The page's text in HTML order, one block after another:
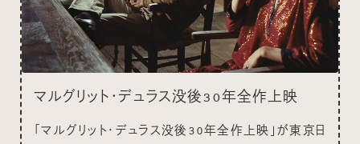
マルグリット・デュラス没後30年全作上映
「マルグリット・デュラス没後30年全作上映」が東京日